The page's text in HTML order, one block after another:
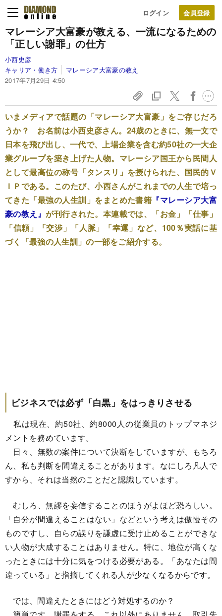
ログイン
マレーシア大富豪が教える、 一流になるための
「正しい謝罪」の仕方
小西史彦
キャリア・働き方
マレーシア大富豪の教え
2017年7月29日 4:50
いまメディアで話題の「マレーシア大富豪」をご存じだろ
うか？ お名前は小西史彦さん。24歳のときに、無一文で
日本を飛び出し、一代で、上場企業を含む約50社の一大企
業グループを築き上げた人物。マレーシア国王から民間人
として最高位の称号「タンスリ」を授けられた、国民的Ｖ
ＩＰである。このたび、小西さんがこれまでの人生で培っ
てきた「最強の人生訓」をまとめた書籍 『マレーシア大富
豪の教え』が刊行された。本連載では、「お金」「仕事」
「信頼」「交渉」「人脈」「幸運」など、100％実話に基
づく「最強の人生訓」の一部をご紹介する。
ビジネスでは必ず「白黒」をはっきりさせる
私は現在、約50社、約8000人の従業員のトップマネジ
メントを務めています。
日々、無数の案件について決断をしていますが、もちろ
ん、私も判断を間違えることがあります。なにしろ凡人で
すから、それは当然のことだと認識しています。
むしろ、無謬を妄信することのほうがよほど恐ろしい。
「自分が間違えることはない」などという考えは傲慢その
ものですし、自らの誤りを謙虚に受け止めることができな
い人物が大成することはありません。特に、地位が高くな
ったときには十分に気をつける必要がある。「あなたは間
違っている」と指摘してくれる人が少なくなるからです。
では、間違えたときにはどう対処するのか？